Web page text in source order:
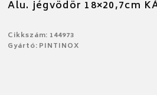
Alu. jégvödör 18×20,7cm
Cikkszám: 144973
Gyártó: PINTINOX